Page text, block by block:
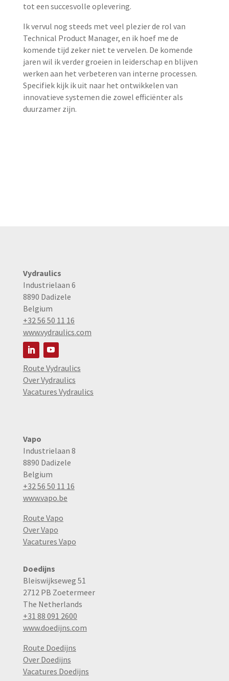
tot een succesvolle oplevering.
Ik vervul nog steeds met veel plezier de rol van
Technical Product Manager, en ik hoef me de
komende tijd zeker niet te vervelen. De komende
jaren wil ik verder groeien in leiderschap en blijven
werken aan het verbeteren van interne processen.
Specifiek kijk ik uit naar het ontwikkelen van
innovatieve systemen die zowel efficiënter als
duurzamer zijn.
Vydraulics
Industrielaan 6
8890 Dadizele
Belgium
+32 56 50 11 16
www.vydraulics.com
Route Vydraulics
Over Vydraulics
Vacatures Vydraulics
Vapo
Industrielaan 8
8890 Dadizele
Belgium
+32 56 50 11 16
www.vapo.be
Route Vapo
Over Vapo
Vacatures Vapo
Doedijns
Bleiswijkseweg 51
2712 PB Zoetermeer
The Netherlands
+31 88 091 2600
www.doedijns.com
Route Doedijns
Over Doedijns
Vacatures Doedijns